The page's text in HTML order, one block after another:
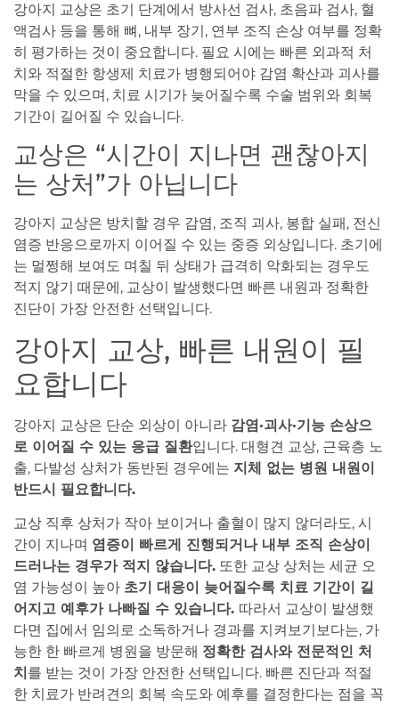
강아지 교상은 초기 단계에서 방사선 검사, 초음파 검사, 혈
액검사 등을 통해 뼈, 내부 장기, 연부 조직 손상 여부를 정확
히 평가하는 것이 중요합니다. 필요 시에는 빠른 외과적 처
치와 적절한 항생제 치료가 병행되어야 감염 확산과 괴사를
막을 수 있으며, 치료 시기가 늦어질수록 수술 범위와 회복
기간이 길어질 수 있습니다.
교상은 “시간이 지나면 괜찮아지
는 상처”가 아닙니다
강아지 교상은 방치할 경우 감염, 조직 괴사, 봉합 실패, 전신
염증 반응으로까지 이어질 수 있는 중증 외상입니다. 초기에
는 멀쩡해 보여도 며칠 뒤 상태가 급격히 악화되는 경우도
적지 않기 때문에, 교상이 발생했다면 빠른 내원과 정확한
진단이 가장 안전한 선택입니다.
강아지 교상, 빠른 내원이 필
요합니다
강아지 교상은 단순 외상이 아니라 감염·괴사·기능 손상으
로 이어질 수 있는 응급 질환입니다. 대형견 교상, 근육층 노
출, 다발성 상처가 동반된 경우에는 지체 없는 병원 내원이
반드시 필요합니다.
교상 직후 상처가 작아 보이거나 출혈이 많지 않더라도, 시
간이 지나며 염증이 빠르게 진행되거나 내부 조직 손상이
드러나는 경우가 적지 않습니다. 또한 교상 상처는 세균 오
염 가능성이 높아 초기 대응이 늦어질수록 치료 기간이 길
어지고 예후가 나빠질 수 있습니다. 따라서 교상이 발생했
다면 집에서 임의로 소독하거나 경과를 지켜보기보다는, 가
능한 한 빠르게 병원을 방문해 정확한 검사와 전문적인 처
치 를 받는 것이 가장 안전한 선택입니다. 빠른 진단과 적절
한 치료가 반려견의 회복 속도와 예후를 결정한다는 점을 꼭